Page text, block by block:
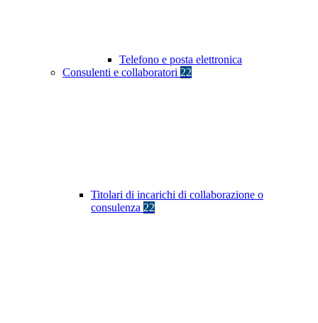
Telefono e posta elettronica
Consulenti e collaboratori 22
Titolari di incarichi di collaborazione o
consulenza 22